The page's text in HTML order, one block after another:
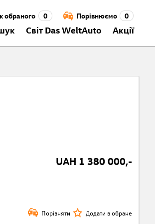
обраного 0 Порівнюємо 0
Світ Das WeltAuto Акції
UAH 1 380 000,-
Порівняти Додати в обране